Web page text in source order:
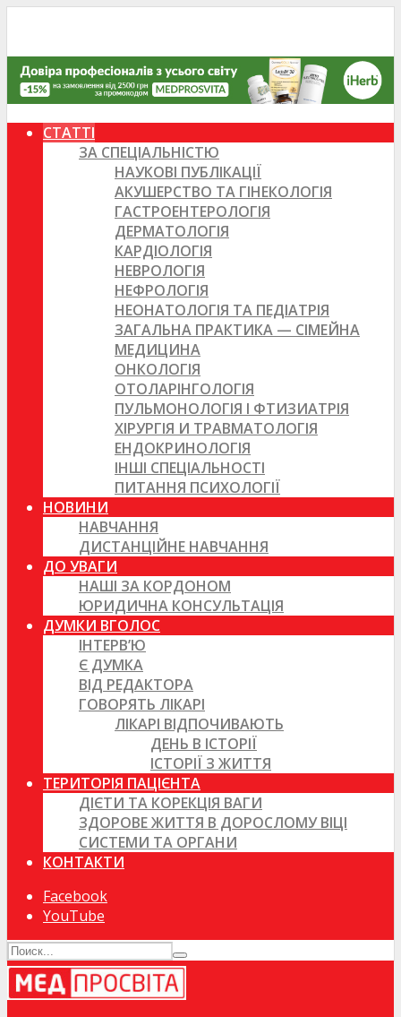
СТАТТІ
ЗА СПЕЦІАЛЬНІСТЮ
НАУКОВІ ПУБЛІКАЦІЇ
АКУШЕРСТВО ТА ГІНЕКОЛОГІЯ
ГАСТРОЕНТЕРОЛОГІЯ
ДЕРМАТОЛОГІЯ
КАРДІОЛОГІЯ
НЕВРОЛОГІЯ
НЕФРОЛОГІЯ
НЕОНАТОЛОГІЯ ТА ПЕДІАТРІЯ
ЗАГАЛЬНА ПРАКТИКА — СІМЕЙНА
МЕДИЦИНА
ОНКОЛОГІЯ
ОТОЛАРІНГОЛОГІЯ
ПУЛЬМОНОЛОГІЯ І ФТИЗИАТРІЯ
ХІРУРГІЯ И ТРАВМАТОЛОГІЯ
ЕНДОКРИНОЛОГІЯ
ІНШІ СПЕЦІАЛЬНОСТІ
ПИТАННЯ ПСИХОЛОГІЇ
НОВИНИ
НАВЧАННЯ
ДИСТАНЦІЙНЕ НАВЧАННЯ
ДО УВАГИ
НАШІ ЗА КОРДОНОМ
ЮРИДИЧНА КОНСУЛЬТАЦІЯ
ДУМКИ ВГОЛОС
ІНТЕРВ’Ю
Є ДУМКА
ВІД РЕДАКТОРА
ГОВОРЯТЬ ЛІКАРІ
ЛІКАРІ ВІДПОЧИВАЮТЬ
ДЕНЬ В ІСТОРІЇ
ІСТОРІЇ З ЖИТТЯ
ТЕРИТОРІЯ ПАЦІЄНТА
ДІЄТИ ТА КОРЕКЦІЯ ВАГИ
ЗДОРОВЕ ЖИТТЯ В ДОРОСЛОМУ ВІЦІ
СИСТЕМИ ТА ОРГАНИ
КОНТАКТИ
Facebook
YouTube